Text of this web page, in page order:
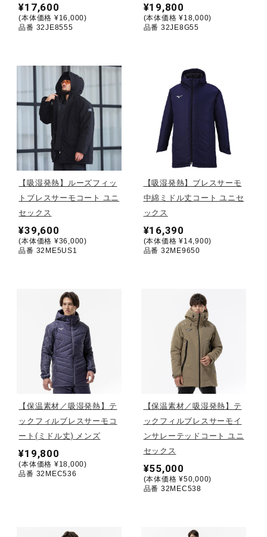
ゴルフ
バレーボール
テニス／ソフトテニス
バドミントン
陸上競技
ソフトボール
柔道
ウィンタースポーツ
ワーキング
ウォーキングシューズ
ライフスタイルグッズ
¥17,600
(本体価格 ¥16,000)
品番 32JE8555
¥19,800
(本体価格 ¥18,000)
品番 32JE8G55
【吸湿発熱】ルーズフィッ
トブレスサーモコート ユニ
セックス
¥39,600
(本体価格 ¥36,000)
品番 32ME5US1
【吸湿発熱】ブレスサーモ
中綿ミドル丈コート ユニセ
ックス
¥16,390
(本体価格 ¥14,900)
品番 32ME9650
【保温素材／吸湿発熱】テ
ックフィルブレスサーモコ
ート(ミドル丈) メンズ
¥19,800
(本体価格 ¥18,000)
品番 32MEC536
【保温素材／吸湿発熱】テ
ックフィルブレスサーモイ
ンサレーテッドコート ユニ
セックス
¥55,000
(本体価格 ¥50,000)
品番 32MEC538